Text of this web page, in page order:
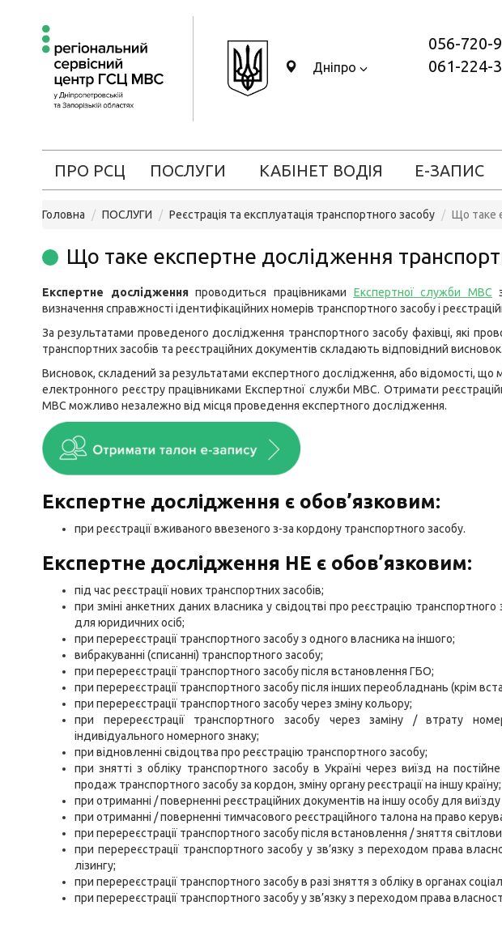
Дніпро
056-720-
061-224-
ПРО РСЦ ПОСЛУГИ КАБІНЕТ ВОДІЯ Е-ЗАПИС
Головна ПОСЛУГИ Реєстрація та експлуатація транспортного засобу Що таке
Що таке експертне дослідження
Експертне дослідженняпроводиться працівниками Експертної служби МВС
визначення справжності ідентифікаційних номерів транспортного засобу і
За результатами проведеного дослідження транспортного засобу фахівці, які
транспортних засобів та реєстраційних документів складають відповідний висновок.
Висновок, складений за результатами експертного дослідження, або відомості, що
електронного реєстру працівниками Експертної служби МВС. Отримати
МВС можливо незалежно від місця проведення експертного дослідження.
Експертне дослідження є обов’язковим:
при реєстрації вживаного ввезеного з-за кордону транспортного засобу.
Експертне дослідження НЕ є обов’язковим:
під час реєстрації нових транспортних засобів;
при зміні анкетних даних власника у свідоцтві про реєстрацію
для юридичних осіб;
при перереєстрації транспортного засобу з одного власника на іншого;
вибракуванні (списанні) транспортного засобу;
при перереєстрації транспортного засобу після встановлення ГБО;
при перереєстрації транспортного засобу після інших переобладнань (крім
при перереєстрації транспортного засобу через зміну кольору;
при перереєстрації транспортного засобу через заміну / втрату
індивідуального номерного знаку;
при відновленні свідоцтва про реєстрацію транспортного засобу;
при знятті з обліку транспортного засобу в Україні через виїзд на
продаж транспортного засобу за кордон, зміну органу реєстрації на іншу країну;
при отриманні / поверненні реєстраційних документів на іншу особу для
при отриманні / поверненні тимчасового реєстраційного талона на право
при перереєстрації транспортного засобу після встановлення / зняття
при перереєстрації транспортного засобу у зв’язку з переходом права
лізингу;
при перереєстрації транспортного засобу в разі зняття з обліку в органах
при перереєстрації транспортного засобу у зв’язку з переходом права